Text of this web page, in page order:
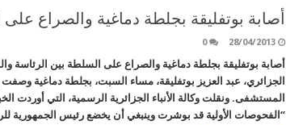
أصابة بوتفليقة بجلطة دماغية والصراع
28/04/2013
0
أصابة بوتفليقة بجلطة دماغية والصراع على السلطة بين الرئاسة
الجزائري، عبد العزيز بوتفليقة، مساء السبت، بجلطة دماغية
المستشفى. ونقلت وكالة الأنباء الجزائرية الرسمية، التي أوردت
“الفحوصات الأولية قد بوشرت وينبغي أن يخضع رئيس الجمهورية